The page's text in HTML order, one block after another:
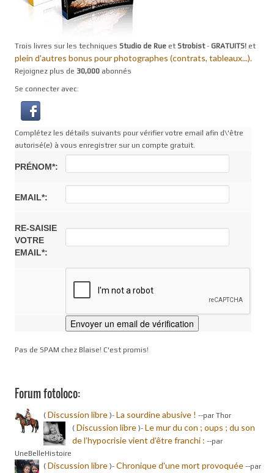
Trois livres sur les techniques Studio de Rue et Strobist- GRATUITS! et
plein d'autres bonus pour photographes (contrats, tableaux...).
Rejoignez plus de 30,000 abonnés
Se connecter avec:
Complétez les détails suivants pour vérifier votre email afin d\'être
autorisé(e) à vous enregistrer sur un compte gratuit.
PRÉNOM*:
EMAIL*:
RE-SAISIE
VOTRE
EMAIL*:
Pas de SPAM chez Blaise! C'est promis!
Forum fotoloco:
( Discussion libre )- La sourdine abusive ! --par Thor
( Discussion libre )- Le mur du con ; oups ; du son
de l’hypocrisie vient d’être franchi : --par
UneBelleHistoire
( Discussion libre )- Chronique d'une mort provoquée --par